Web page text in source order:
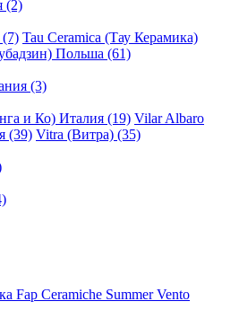
(2)
Tau Ceramica (Тау Керамика)
Польша (61)
(3)
и Ко) Италия (19) Vilar Albaro
(39) Vitra (Витра) (35)
Fap Ceramiche Summer Vento